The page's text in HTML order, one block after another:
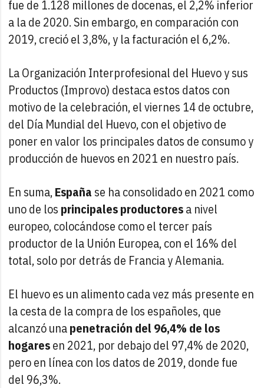
fue de 1.128 millones de docenas, el 2,2% inferior
a la de 2020. Sin embargo, en comparación con
2019, creció el 3,8%, y la facturación el 6,2%.
La Organización Interprofesional del Huevo y sus
Productos (Improvo) destaca estos datos con
motivo de la celebración, el viernes 14 de octubre,
del Día Mundial del Huevo, con el objetivo de
poner en valor los principales datos de consumo y
producción de huevos en 2021 en nuestro país.
En suma,España se ha consolidado en 2021 como
uno de los principales productoresa nivel
europeo, colocándose como el tercer país
productor de la Unión Europea, con el 16% del
total, solo por detrás de Francia y Alemania.
El huevo es un alimento cada vez más presente en
la cesta de la compra de los españoles, que
alcanzó unapenetración del 96,4% de los
hogaresen 2021, por debajo del 97,4% de 2020,
pero en línea con los datos de 2019, donde fue
del 96,3%.